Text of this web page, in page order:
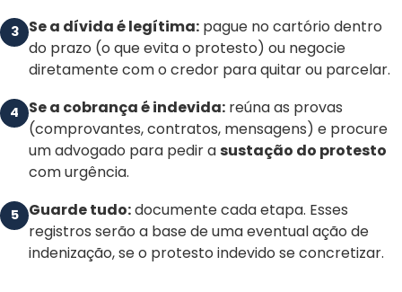
3 Se a dívida é legítima: pague no cartório dentro
do prazo (o que evita o protesto) ou negocie
diretamente com o credor para quitar ou parcelar.
4 Se a cobrança é indevida: reúna as provas
(comprovantes, contratos, mensagens) e procure
um advogado para pedir asustação do protesto
com urgência.
5 Guarde tudo:documente cada etapa. Esses
registros serão a base de uma eventual ação de
indenização, se o protesto indevido se concretizar.